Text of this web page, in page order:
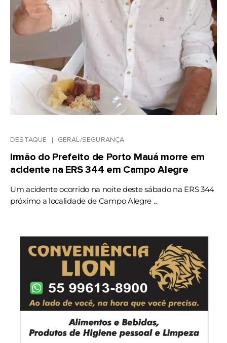
DESTAQUE GERAL/SEGURANÇA
Irmão do Prefeito de Porto Mauá morre em
acidente na ERS 344 em Campo Alegre
Um acidente ocorrido na noite deste sábado na ERS 344
próximo a localidade de Campo Alegre ...